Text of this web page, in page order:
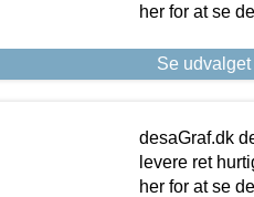
her for at se
Se
desaGraf.dk
levere ret
her for at se